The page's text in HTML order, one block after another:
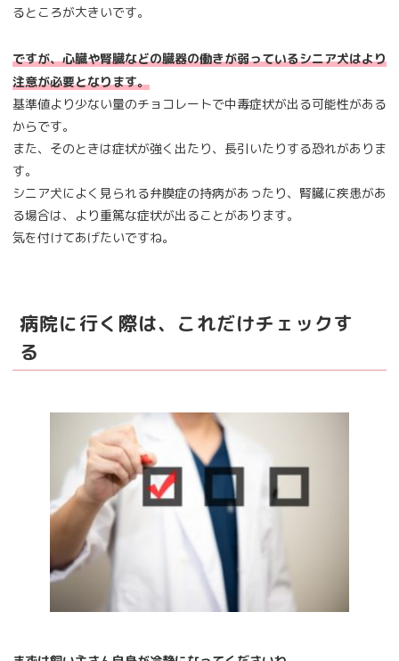
るところが大きいです。
ですが、心臓や腎臓などの臓器の働きが弱っているシニア犬はより
注意が必要となります。
基準値より少ない量のチョコレートで中毒症状が出る可能性がある
からです。
また、そのときは症状が強く出たり、長引いたりする恐れがありま
す。
シニア犬によく見られる弁膜症の持病があったり、腎臓に疾患があ
る場合は、より重篤な症状が出ることがあります。
気を付けてあげたいですね。
病院に行く際は、これだけチェックす
る